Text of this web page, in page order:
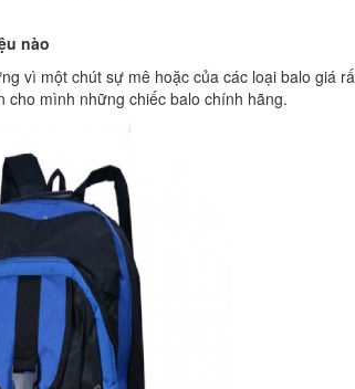
nào
vì một chút sự mê hoặc của các loại balo giá
mình những chiếc balo chính hãng.